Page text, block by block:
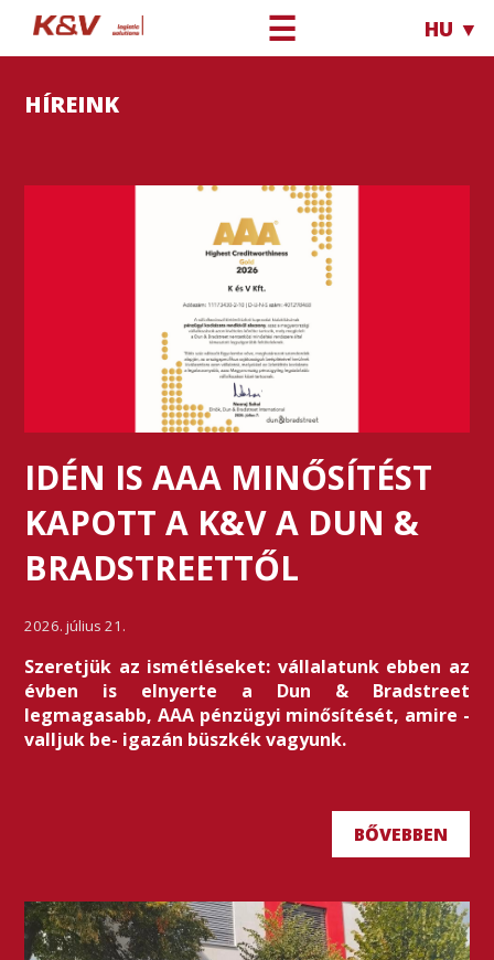
☰ HU ▼
HÍREINK
IDÉN IS AAA MINŐSÍTÉST
KAPOTT A K&V A DUN &
BRADSTREETTŐL
2026. július 21.
Szeretjük az ismétléseket: vállalatunk ebben az
évben is elnyerte a Dun & Bradstreet
legmagasabb, AAA pénzügyi minősítését, amire -
valljuk be- igazán büszkék vagyunk.
BŐVEBBEN